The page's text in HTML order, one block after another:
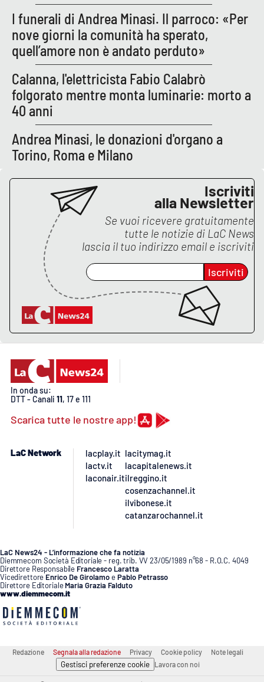
Eventi
Food
Storie
LAC
Lacplay.it
Laconair.it
Lacitymag.it
Lacapitalenews.it
Ilreggino.it
Cosenzachannel.it
Ilvibonese.it
Catanzarochannel.it
I funerali di Andrea Minasi. Il parroco: «Per
nove giorni la comunità ha sperato,
quell’amore non è andato perduto»
Calanna, l'elettricista Fabio Calabrò
folgorato mentre monta luminarie: morto a
40 anni
Andrea Minasi, le donazioni d'organo a
Torino, Roma e Milano
Iscriviti
alla Newsletter
Se vuoi ricevere gratuitamente
tutte le notizie di LaC News
lascia il tuo indirizzo email e iscriviti
Iscriviti
In onda su:
DTT - Canali 11, 17 e 111
Scarica tutte le nostre app!
LaC Network
lacplay.it
lactv.it
laconair.it
lacitymag.it
lacapitalenews.it
ilreggino.it
cosenzachannel.it
ilvibonese.it
catanzarochannel.it
LaC News24 - L’informazione che fa notizia
Diemmecom Società Editoriale - reg. trib. VV 23/05/1989 n°68 - R.O.C. 4049
Direttore Responsabile Francesco Laratta
Vicedirettore Enrico De GirolamoePablo Petrasso
Direttore Editoriale Maria Grazia Falduto
www.diemmecom.it
Redazione Segnala alla redazione Privacy Cookie policy Note legali
Gestisci preferenze cookie Lavora con noi